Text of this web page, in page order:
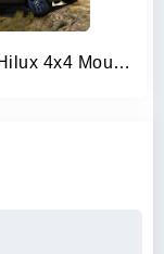
Toyota Hilux 4x4 Mountain Ride